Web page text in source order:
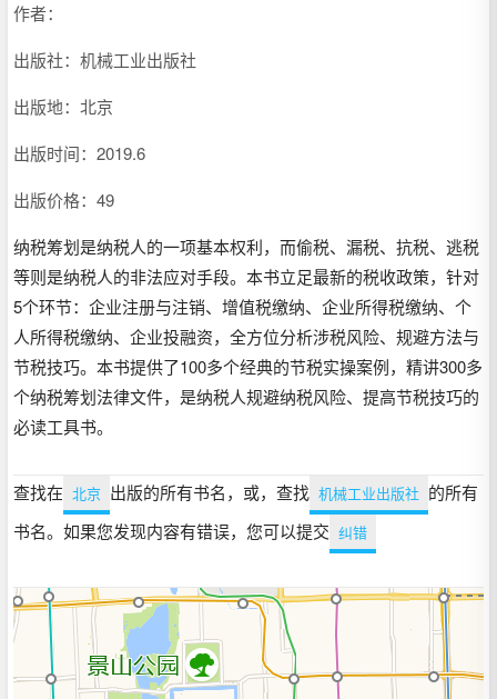
作者：
出版社：机械工业出版社
出版地：北京
出版时间：2019.6
出版价格：49
纳税筹划是纳税人的一项基本权利，而偷税、漏税、抗税、逃税
等则是纳税人的非法应对手段。本书立足最新的税收政策，针对
5个环节：企业注册与注销、增值税缴纳、企业所得税缴纳、个
人所得税缴纳、企业投融资，全方位分析涉税风险、规避方法与
节税技巧。本书提供了100多个经典的节税实操案例，精讲300多
个纳税筹划法律文件，是纳税人规避纳税风险、提高节税技巧的
必读工具书。
查找在 北京 出版的所有书名，或，查找 机械工业出版社 的所有
书名。如果您发现内容有错误，您可以提交 纠错